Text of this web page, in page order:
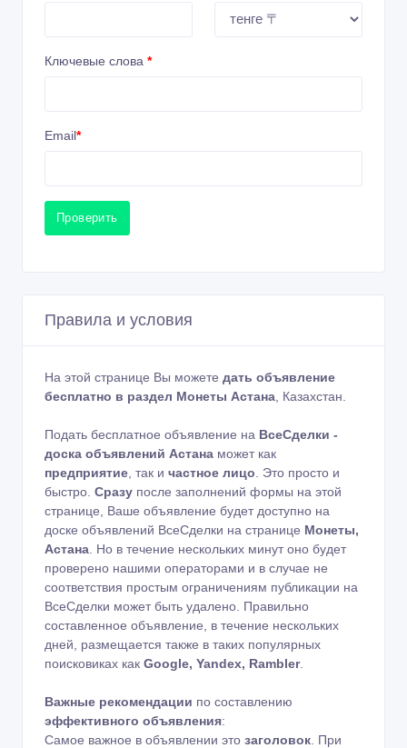
Ключевые слова *
Email*
Проверить
Правила и условия
На этой странице Вы можете дать объявление
бесплатно в раздел Монеты Астана , Казахстан.
Подать бесплатное объявление на ВсеСделки -
доска объявлений Астана может как
предприятие , так и частное лицо . Это просто и
быстро. Сразу после заполнений формы на этой
странице, Ваше объявление будет доступно на
доске объявлений ВсеСделки на странице Монеты,
Астана . Но в течение нескольких минут оно будет
проверено нашими операторами и в случае не
соответствия простым ограничениям публикации на
ВсеСделки может быть удалено. Правильно
составленное объявление, в течение нескольких
дней, размещается также в таких популярных
поисковиках как Google, Yandex, Rambler.
Важные рекомендации по составлению
эффективного объявления:
Самое важное в объявлении это заголовок . При